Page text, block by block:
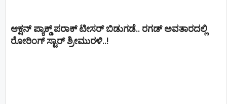
ಆಕ್ಷನ್ ಪ್ಯಾಕ್ಡ್ ಪರಾಕ್ ಟೀಸರ್ ಬಿಡುಗಡೆ.. ರಗಡ್ ಅವತಾರದಲ್ಲಿ
ರೋರಿಂಗ್ ಸ್ಟಾರ್ ಶ್ರೀಮುರಳಿ..!